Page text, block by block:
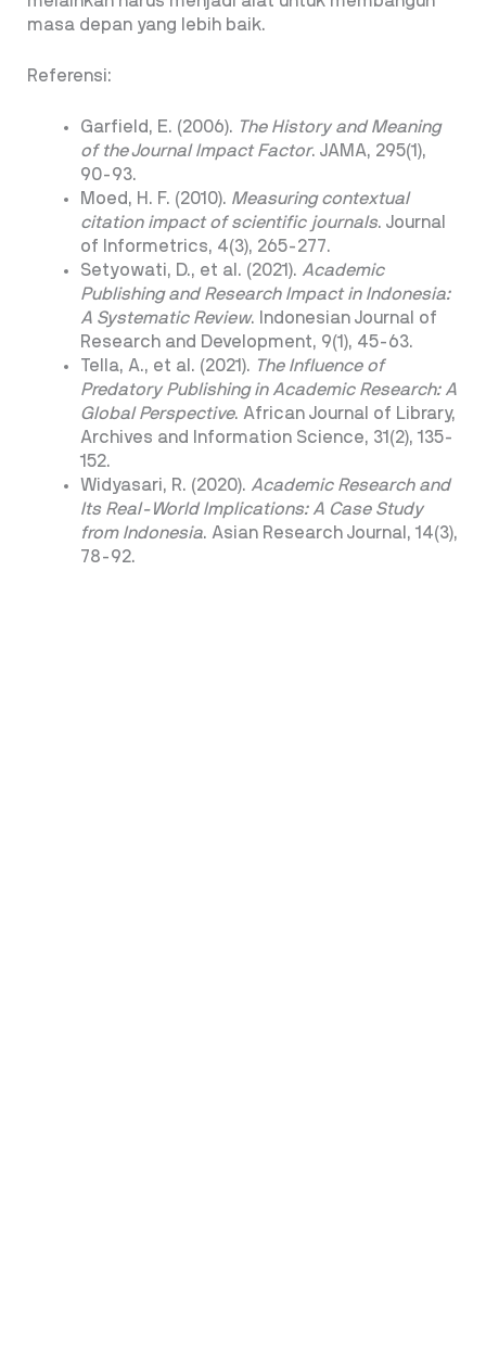
masa depan yang lebih baik.
Referensi:
Garfield, E. (2006). The History and Meaning
of the Journal Impact Factor. JAMA, 295(1),
90-93.
Moed, H. F. (2010). Measuring contextual
citation impact of scientific journals. Journal
of Informetrics, 4(3), 265-277.
Setyowati, D., et al. (2021). Academic
Publishing and Research Impact in Indonesia:
A Systematic Review. Indonesian Journal of
Research and Development, 9(1), 45-63.
Tella, A., et al. (2021). The Influence of
Predatory Publishing in Academic Research: A
Global Perspective. African Journal of Library,
Archives and Information Science, 31(2), 135-
152.
Widyasari, R. (2020). Academic Research and
Its Real-World Implications: A Case Study
from Indonesia. Asian Research Journal, 14(3),
78-92.